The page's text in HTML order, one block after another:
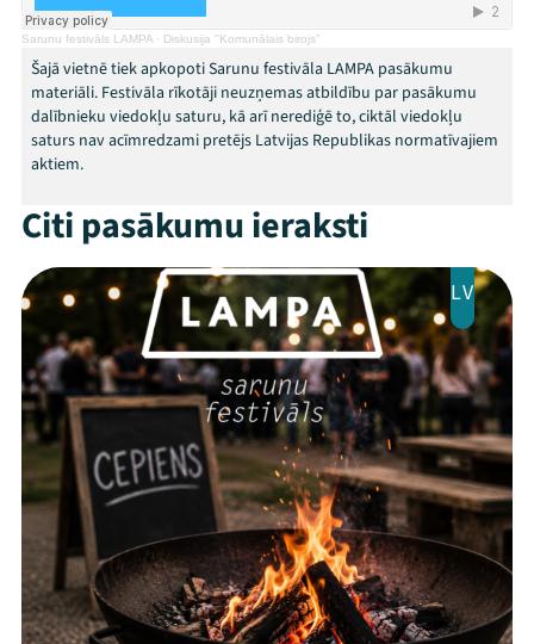
Arhīvs
Viņi bija LAMPĀ 2026
Jaunumi
Veikals
Kontakti
ThreadsFacebookYoutube
X Instagram
Flick TikTok
Sarunu festivāls LAMPA · Diskusija "Komunālais birojs"
Šajā vietnē tiek apkopoti Sarunu festivāla LAMPA pasākumu
materiāli. Festivāla rīkotāji neuzņemas atbildību par pasākumu
dalībnieku viedokļu saturu, kā arī nerediģē to, ciktāl viedokļu
saturs nav acīmredzami pretējs Latvijas Republikas normatīvajiem
aktiem.
Citi pasākumu ieraksti
LV